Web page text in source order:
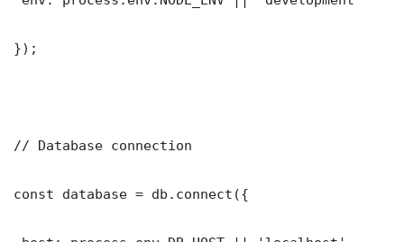
});
// Database connection
const database = db.connect({